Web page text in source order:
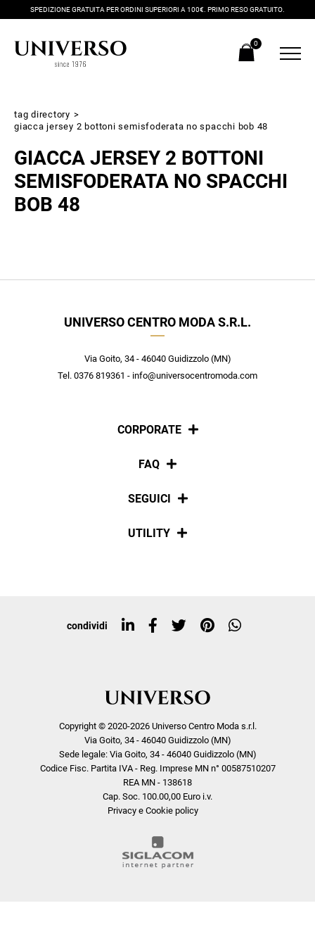
SPEDIZIONE GRATUITA PER ORDINI SUPERIORI A 100€. PRIMO RESO GRATUITO.
0
tag directory >
giacca jersey 2 bottoni semisfoderata no spacchi bob 48
GIACCA JERSEY 2 BOTTONI
SEMISFODERATA NO SPACCHI
BOB 48
UNIVERSO CENTRO MODA S.R.L.
Via Goito, 34 - 46040 Guidizzolo (MN)
Tel. 0376 819361 - info@universocentromoda.com
CORPORATE
Chi siamo
FAQ
Pagamenti
SEGUICI
Social
UTILITY
Top ricerche
condividi
Copyright © 2020-2026 Universo Centro Moda s.r.l.
Via Goito, 34 - 46040 Guidizzolo (MN)
Sede legale: Via Goito, 34 - 46040 Guidizzolo (MN)
Codice Fisc. Partita IVA - Reg. Imprese MN n° 00587510207
REA MN - 138618
Cap. Soc. 100.00,00 Euro i.v.
Privacy e Cookie policy
Crea il tuo stile grazie ai consigli dei nostri personal shopper e
scopri in anteprima le offerte in esclusiva a te riservate.